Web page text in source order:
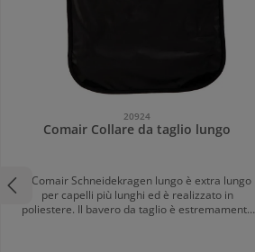
20924
Comair Collare da taglio lungo
Il Comair Schneidekragen lungo è extra lungo
per capelli più lunghi ed è realizzato in
poliestere. Il bavero da taglio è estremamente